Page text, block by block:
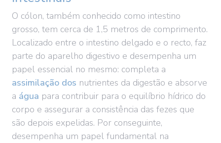
O cólon, também conhecido como intestino
grosso, tem cerca de 1,5 metros de comprimento.
Localizado entre o intestino delgado e o recto, faz
parte do aparelho digestivo e desempenha um
papel essencial no mesmo: completa a
assimilação dos nutrientes da digestão e absorve
a água para contribuir para o equilíbrio hídrico do
corpo e assegurar a consistência das fezes que
são depois expelidas. Por conseguinte,
desempenha um papel fundamental na